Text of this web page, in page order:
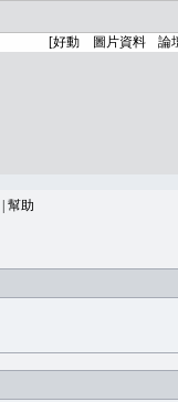
幫助